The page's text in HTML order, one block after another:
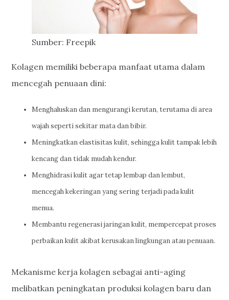
Sumber: Freepik
Kolagen memiliki beberapa manfaat utama dalam
mencegah penuaan dini:
Menghaluskan dan mengurangi kerutan, terutama di area
wajah seperti sekitar mata dan bibir.
Meningkatkan elastisitas kulit, sehingga kulit tampak lebih
kencang dan tidak mudah kendur.
Menghidrasi kulit agar tetap lembap dan lembut,
mencegah kekeringan yang sering terjadi pada kulit
menua.
Membantu regenerasi jaringan kulit, mempercepat proses
perbaikan kulit akibat kerusakan lingkungan atau penuaan.
Mekanisme kerja kolagen sebagai anti-aging
melibatkan peningkatan produksi kolagen baru dan